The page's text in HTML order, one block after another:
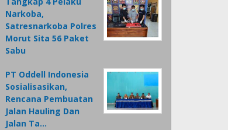
Narkoba,
Satresnarkoba Polres
Morut Sita 56 Paket
Sabu
PT Oddell Indonesia
Sosialisasikan,
Rencana Pembuatan
Jalan Hauling Dan
Jalan Ta…